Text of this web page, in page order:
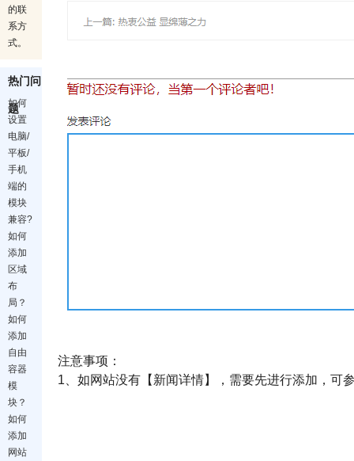
的联
系方
式。
热门问
题
如何
设置
电脑/
平板/
手机
端的
模块
兼容?
如何
添加
区域
布
局？
如何
添加
自由
容器
模
块？
如何
添加
网站
注意事项：
1、如网站没有【新闻详情】，需要先进行添加，可